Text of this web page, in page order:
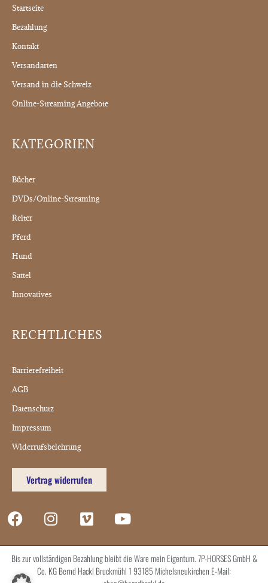
Startseite
Bezahlung
Kontakt
Versandarten
Versand in die Schweiz
Online-Streaming Angebote
KATEGORIEN
Bücher
DVDs/Online-Streaming
Reiter
Pferd
Hund
Sattel
Innovatives
RECHTLICHES
Barrierefreiheit
AGB
Datenschutz
Impressum
Widerrufsbelehrung
Vertrag widerrufen
Bis zur vollständigen Bezahlung bleibt die Ware mein Eigentum. 7P-HORSES GmbH &
Co. KG Bernd Hackl Bruckmühl 1 93185 Michelsneukirchen E-Mail: